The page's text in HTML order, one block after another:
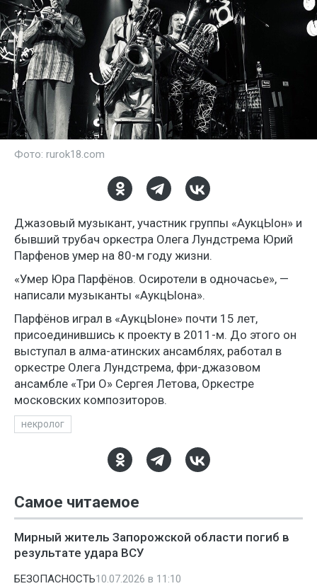
Фото: rurok18.com
Джазовый музыкант, участник группы «АукцЫон» и
бывший трубач оркестра Олега Лундстрема Юрий
Парфенов умер на 80-м году жизни.
«Умер Юра Парфёнов. Осиротели в одночасье», —
написали музыканты «АукцЫона».
Парфёнов играл в «АукцЫоне» почти 15 лет,
присоединившись к проекту в 2011-м. До этого он
выступал в алма-атинских ансамблях, работал в
оркестре Олега Лундстрема, фри-джазовом
ансамбле «Три О» Сергея Летова, Оркестре
московских композиторов.
некролог
Самое читаемое
Мирный житель Запорожской области погиб в
результате удара ВСУ
БЕЗОПАСНОСТЬ10.07.2026 в 11:10